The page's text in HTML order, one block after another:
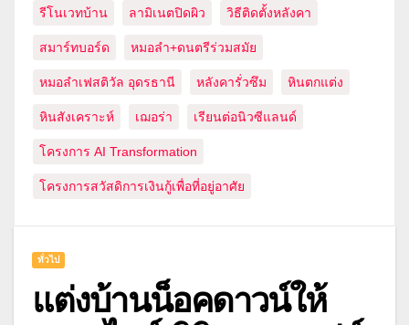
รีโนเวทบ้าน ลามิเนตปิดผิว วิธีติดตั้งหลังคา
สมาร์ทบอร์ด หมอลำ+ดนตรีร่วมสมัย
หมอลำเฟสติวัล อุดรธานี หลังคารั่วซึม หินตกแต่ง
หินสังเคราะห์ เฌอร่า เรียนต่อนิวซีแลนด์
โครงการ AI Transformation
โครงการสวัสดิการเงินกู้เพื่อที่อยู่อาศัย
ทั่วไป
แต่งบ้านน็อคดาวน์ให้